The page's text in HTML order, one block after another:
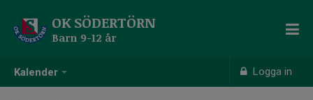
Kalender Logga in
OK SÖDERTÖRN
Barn 9-12 år